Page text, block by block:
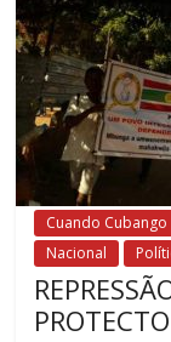
Cuando Cubango
Nacional